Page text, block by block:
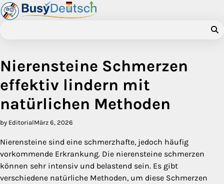
Skip
to
Nierensteine Schmerzen
effektiv lindern mit
natürlichen Methoden
by EditorialMärz 6, 2026
Nierensteine sind eine schmerzhafte, jedoch häufig
vorkommende Erkrankung. Die nierensteine schmerzen
können sehr intensiv und belastend sein. Es gibt
verschiedene natürliche Methoden, um diese Schmerzen